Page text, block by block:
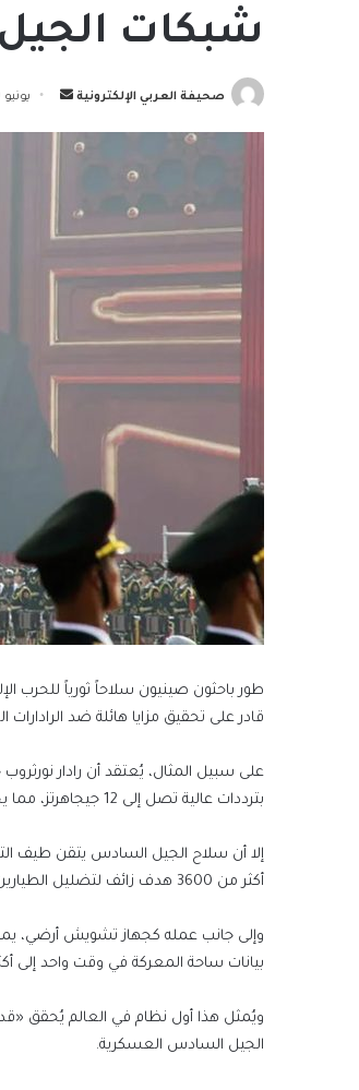
شبكات
صحيفة العربي الإلكترونية
أرسل يونيو 19, 2025
طور باحثون صينيون سلاحاً ثورياً للحرب
قادر على تحقيق مزايا هائلة ضد
بترددات عالية تصل إلى 12 جيجاهرتز، مما يجعل التدابير المضادة الإلكترونية التقليدية غير فعالة.
إلا أن سلاح الجيل السادس يتقن طيف
أكثر من 3600 هدف زائف لتضليل الطيارين عند تردد 12 جيجاهرتز أو أعلى.
وإلى جانب عمله كجهاز تشويش أرضي،
بيانات ساحة المعركة في وقت واحد إلى أكثر من 300 منصة تعاونية عبر الألياف البصرية
ويُمثل هذا أول نظام في العالم يُحقق
الجيل السادس العسكرية.